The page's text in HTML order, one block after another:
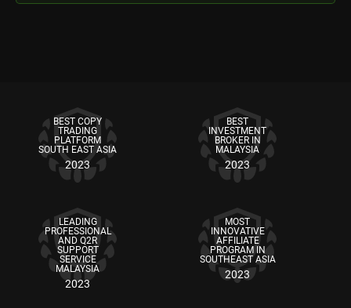
BEST COPY
TRADING
PLATFORM
SOUTH EAST ASIA
2023
BEST
INVESTMENT
BROKER IN
MALAYSIA
2023
LEADING
PROFESSIONAL
AND Q2R
SUPPORT
SERVICE
MALAYSIA
2023
MOST
INNOVATIVE
AFFILIATE
PROGRAM IN
SOUTHEAST ASIA
2023